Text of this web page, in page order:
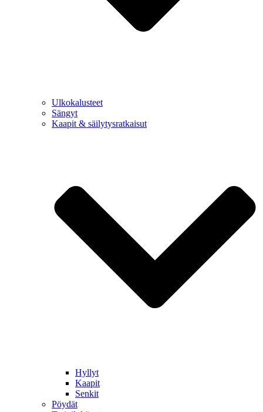
Ulkokalusteet
Sängyt
Kaapit & säilytysratkaisut
Hyllyt
Kaapit
Senkit
Pöydät